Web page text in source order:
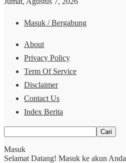
Masuk / Bergabung
About
Privacy Policy
Term Of Service
Disclaimer
Contact Us
Index Berita
Masuk
Selamat Datang! Masuk ke akun Anda